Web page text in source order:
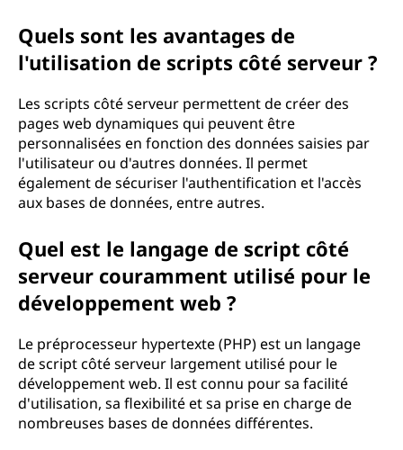
Quels sont les avantages de
l'utilisation de scripts côté serveur ?
Les scripts côté serveur permettent de créer des
pages web dynamiques qui peuvent être
personnalisées en fonction des données saisies par
l'utilisateur ou d'autres données. Il permet
également de sécuriser l'authentification et l'accès
aux bases de données, entre autres.
Quel est le langage de script côté
serveur couramment utilisé pour le
développement web ?
Le préprocesseur hypertexte (PHP) est un langage
de script côté serveur largement utilisé pour le
développement web. Il est connu pour sa facilité
d'utilisation, sa flexibilité et sa prise en charge de
nombreuses bases de données différentes.